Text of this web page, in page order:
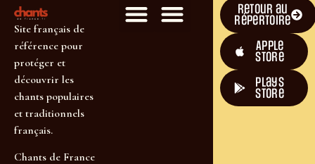
Site français de
référence pour
protéger et
découvrir les
chants populaires
et traditionnels
français.
Chants de France
Retour au
répertoire
Apple
Store
plays
store